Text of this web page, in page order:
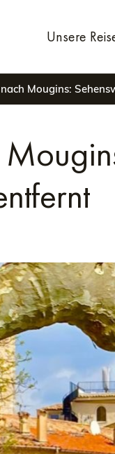
Unsere
Mougins: